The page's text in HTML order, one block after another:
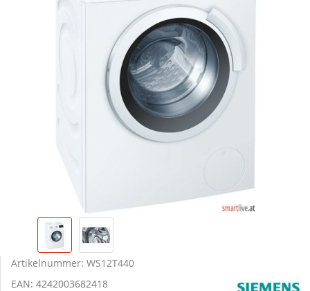
Artikelnummer: WS12T440
EAN: 4242003682418